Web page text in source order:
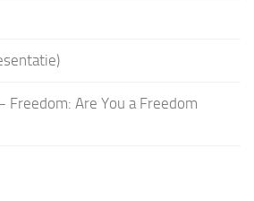
Are You a Freedom